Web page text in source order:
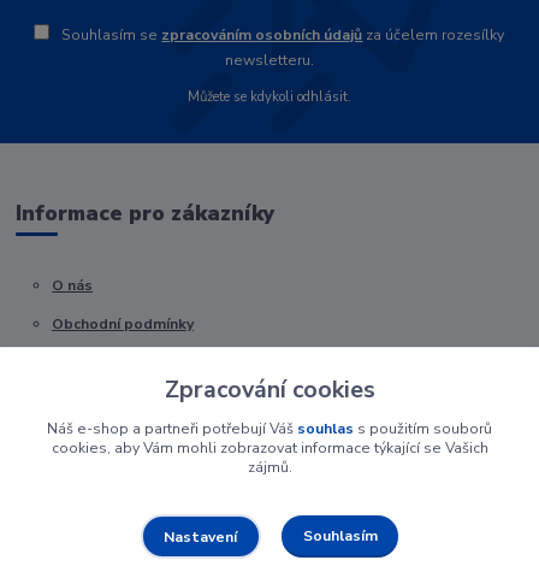
Souhlasím se zpracováním osobních údajů za účelem rozesílky
newsletteru.
Můžete se kdykoli odhlásit.
Informace pro zákazníky
O nás
Obchodní podmínky
Zpracování cookies
Náš e-shop a partneři potřebují Váš souhlas s použitím souborů
cookies, aby Vám mohli zobrazovat informace týkající se Vašich
zájmů.
Nastavení Souhlasím